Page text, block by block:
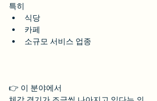
특히
식당
카페
소규모 서비스 업종
👉 이 분야에서